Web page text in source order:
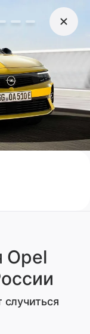
уже
Opel